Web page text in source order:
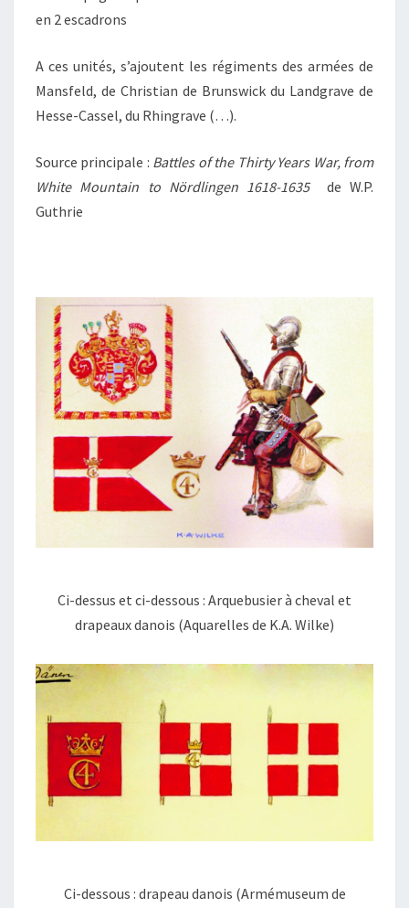
en 2 escadrons
A ces unités, s’ajoutent les régiments des armées de
Mansfeld, de Christian de Brunswick du Landgrave de
Hesse-Cassel, du Rhingrave (…).
Source principale : Battles of the Thirty Years War, from
White Mountain to Nördlingen 1618-1635
de W.P.
Guthrie
Ci-dessus et ci-dessous : Arquebusier à cheval et
drapeaux danois (Aquarelles de K.A. Wilke)
Ci-dessous : drapeau danois (Armémuseum de